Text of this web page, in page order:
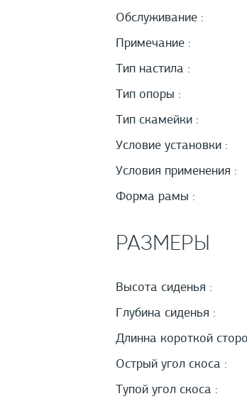
Обслуживание :
Примечание :
Тип настила :
Тип опоры :
Тип скамейки :
Условие установки :
Условия применения :
Форма рамы :
РАЗМЕРЫ
Высота сиденья :
Глубина сиденья :
Длинна короткой
Острый угол скоса :
Тупой угол скоса :